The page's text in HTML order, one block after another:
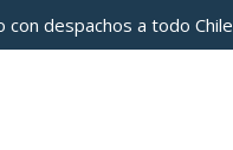
con despachos a todo Chile